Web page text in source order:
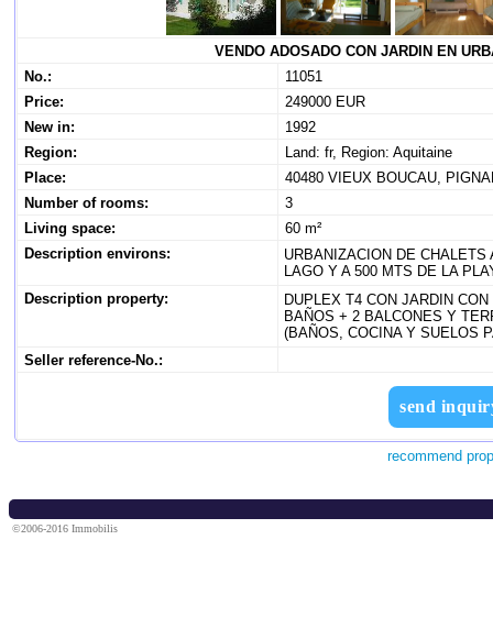
VENDO ADOSADO CON JARDIN EN
No.:
11051
Price:
249000 EUR
New in:
1992
Region:
Land: fr, Region: Aquitaine
Place:
40480 VIEUX BOUCAU,
Number of rooms:
3
Living space:
60 m²
Description environs:
URBANIZACION DE
LAGO Y A 500 MTS DE LA
Description property:
DUPLEX T4 CON JARDIN
BAÑOS + 2 BALCONES Y
(BAÑOS, COCINA Y SUELOS
Seller reference-No.:
send
recommend
©2006-2016 Immobilis